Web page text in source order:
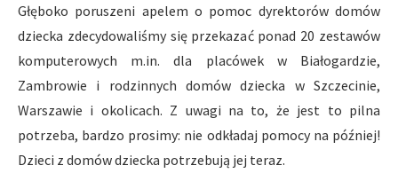
Głęboko poruszeni apelem o pomoc dyrektorów domów
dziecka zdecydowaliśmy się przekazać ponad 20 zestawów
komputerowych m.in. dla placówek w Białogardzie,
Zambrowie i rodzinnych domów dziecka w Szczecinie,
Warszawie i okolicach. Z uwagi na to, że jest to pilna
potrzeba, bardzo prosimy: nie odkładaj pomocy na później!
Dzieci z domów dziecka potrzebują jej teraz.